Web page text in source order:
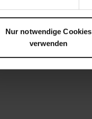
Nur notwendige Cookies
verwenden